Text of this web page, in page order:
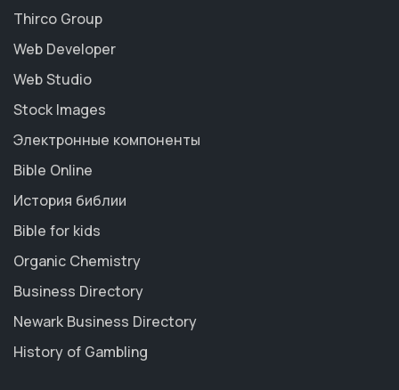
Thirco Group
Web Developer
Web Studio
Stock Images
Электронные компоненты
Bible Online
История библии
Bible for kids
Organic Chemistry
Business Directory
Newark Business Directory
History of Gambling